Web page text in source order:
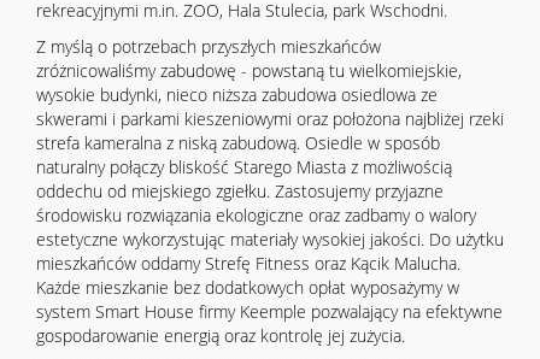
rekreacyjnymi m.in. ZOO, Hala Stulecia, park Wschodni.
Z myślą o potrzebach przyszłych mieszkańców
zróżnicowaliśmy zabudowę - powstaną tu wielkomiejskie,
wysokie budynki, nieco niższa zabudowa osiedlowa ze
skwerami i parkami kieszeniowymi oraz położona najbliżej rzeki
strefa kameralna z niską zabudową. Osiedle w sposób
naturalny połączy bliskość Starego Miasta z możliwością
oddechu od miejskiego zgiełku. Zastosujemy przyjazne
środowisku rozwiązania ekologiczne oraz zadbamy o walory
estetyczne wykorzystując materiały wysokiej jakości. Do użytku
mieszkańców oddamy Strefę Fitness oraz Kącik Malucha.
Każde mieszkanie bez dodatkowych opłat wyposażymy w
system Smart House firmy Keemple pozwalający na efektywne
gospodarowanie energią oraz kontrolę jej zużycia.